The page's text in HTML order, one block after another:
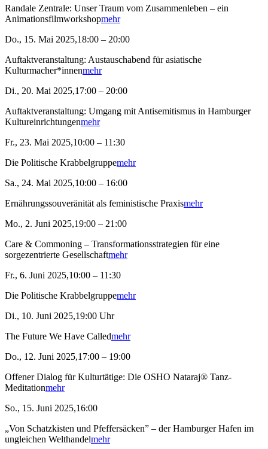
Randale Zentrale: Unser Traum vom Zusammenleben – ein
Animationsfilmworkshopmehr
Do., 15. Mai 2025,18:00 – 20:00
Auftaktveranstaltung: Austauschabend für asiatische
Kulturmacher*innenmehr
Di., 20. Mai 2025,17:00 – 20:00
Auftaktveranstaltung: Umgang mit Antisemitismus in Hamburger
Kultureinrichtungenmehr
Fr., 23. Mai 2025,10:00 – 11:30
Die Politische Krabbelgruppemehr
Sa., 24. Mai 2025,10:00 – 16:00
Ernährungssouveränität als feministische Praxismehr
Mo., 2. Juni 2025,19:00 – 21:00
Care & Commoning – Transformationsstrategien für eine
sorgezentrierte Gesellschaftmehr
Fr., 6. Juni 2025,10:00 – 11:30
Die Politische Krabbelgruppemehr
Di., 10. Juni 2025,19:00 Uhr
The Future We Have Calledmehr
Do., 12. Juni 2025,17:00 – 19:00
Offener Dialog für Kulturtätige: Die OSHO Nataraj® Tanz-
Meditationmehr
So., 15. Juni 2025,16:00
„Von Schatzkisten und Pfeffersäcken” – der Hamburger Hafen im
ungleichen Welthandelmehr